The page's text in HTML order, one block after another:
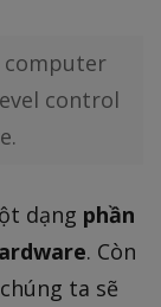
computer
control
dạng phần
. Còn
ta sẽ